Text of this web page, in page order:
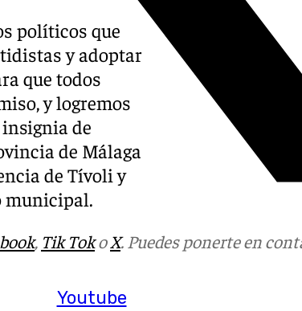
Youtube
políticos que
y adoptar
que todos
y logremos
insignia de
de Málaga
de Tívoli y
municipal.
, Tik TokoX. Puedes ponerte en